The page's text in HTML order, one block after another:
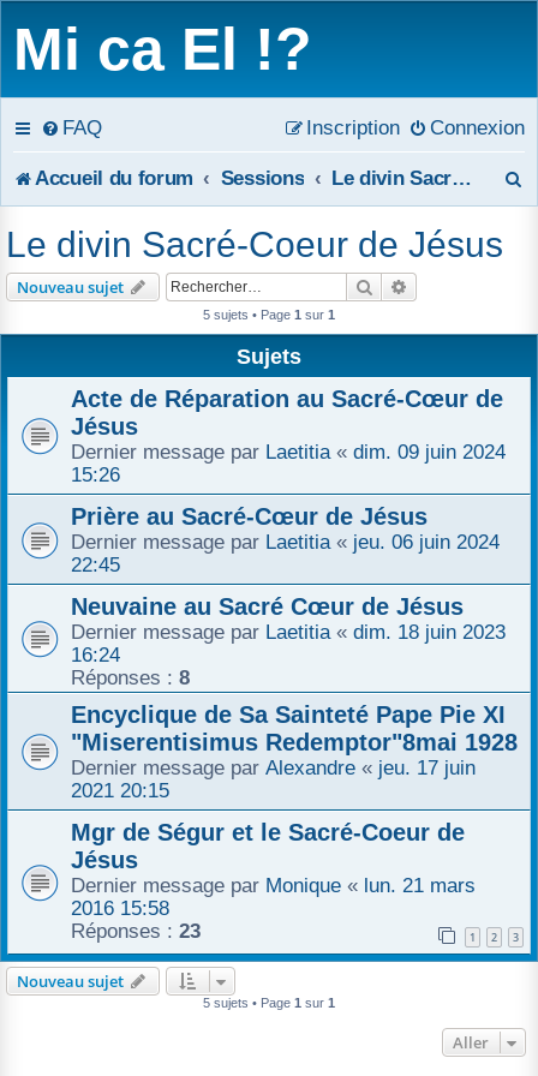
Mi ca El !?
FAQ Connexion
Inscription
Accueil du forum Sessions Le divin Sacré-Coeur de Jésus
Le divin Sacré-Coeur de Jésus
Nouveau sujet Rechercher
5 sujets • Page 1 sur 1
Sujets
Acte de Réparation au Sacré-Cœur de
Jésus
Dernier message par Laetitia « dim. 09 juin 2024
15:26
Prière au Sacré-Cœur de Jésus
Dernier message par Laetitia « jeu. 06 juin 2024
22:45
Neuvaine au Sacré Cœur de Jésus
Dernier message par Laetitia « dim. 18 juin 2023
16:24
Réponses : 8
Encyclique de Sa Sainteté Pape Pie XI
"Miserentisimus Redemptor"8mai 1928
Dernier message par Alexandre « jeu. 17 juin
2021 20:15
Mgr de Ségur et le Sacré-Coeur de
Jésus
Dernier message par Monique « lun. 21 mars
2016 15:58
Réponses : 23 1 2 3
Nouveau sujet
5 sujets • Page 1 sur 1
Aller